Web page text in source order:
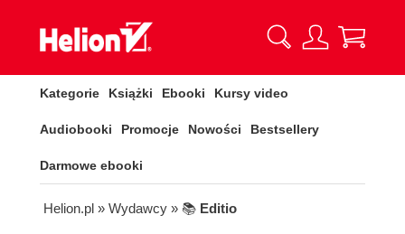
Kategorie Książki Ebooki Kursy video
Audiobooki Promocje Nowości Bestsellery
Darmowe ebooki
Helion.pl » Wydawcy » 📚 Editio